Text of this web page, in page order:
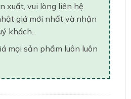
xuất, vui lòng liên hệ
giá mới nhất và nhận
khách..
mọi sản phẩm luôn luôn